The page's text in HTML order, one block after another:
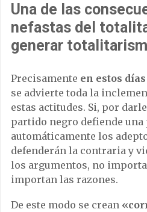
Una de las
nefastas del
generar
Precisamente en estos
se advierte toda la
estas actitudes. Si, por
partido negro defiende
automáticamente los
defenderán la contraria y
los argumentos, no
importan las razones.
De este modo se crean